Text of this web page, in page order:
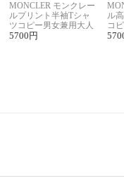
MONCLER モンクレー
ルプリント半袖Tシャ
ツコピー男女兼用大人
可愛い春夏コーデ
5700 円
ル
コ
ィ